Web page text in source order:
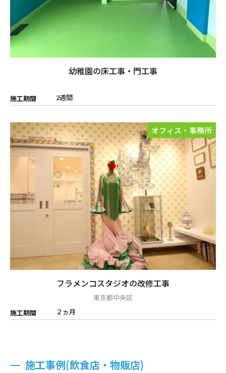
幼稚園の床工事・門工事
施工期間 2週間
オフィス・事務所
フラメンコスタジオの改修工事
東京都中央区
施工期間
２ヵ月
施工事例(飲食店・物販店)